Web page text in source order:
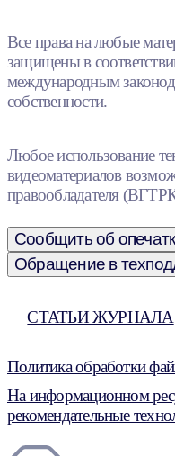
Все права на любые
защищены в
международным
собственности.
Любое использование
видеоматериалов
правообладателя
Сообщить об
Обращение в
СТАТЬИ ЖУРНАЛА
Политика обработки
На информационном
рекомендательные